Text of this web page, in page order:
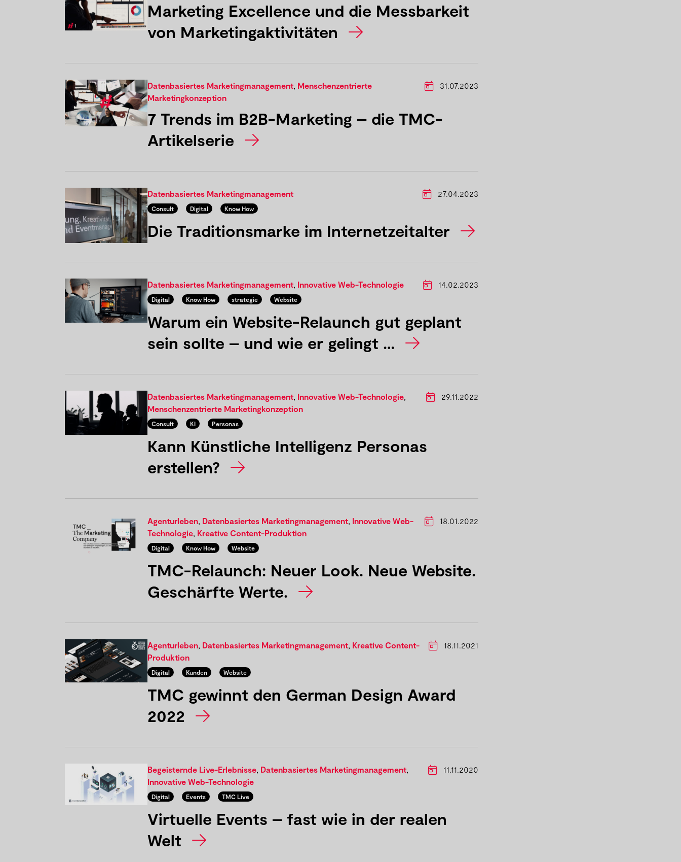
Marketing Excellence und die Messbarkeit
von Marketingaktivitäten
Datenbasiertes Marketingmanagement, Menschenzentrierte
Marketingkonzeption
31.07.2023
7 Trends im B2B-Marketing – die TMC-
Artikelserie
Datenbasiertes Marketingmanagement
Consult Digital Know How
27.04.2023
Die Traditionsmarke im Internetzeitalter
Datenbasiertes Marketingmanagement, Innovative Web-Technologie
Digital Know How strategie Website
14.02.2023
Warum ein Website-Relaunch gut geplant
sein sollte – und wie er gelingt …
Datenbasiertes Marketingmanagement, Innovative Web-Technologie,
Menschenzentrierte Marketingkonzeption
Consult KI Personas
29.11.2022
Kann Künstliche Intelligenz Personas
erstellen?
Agenturleben, Datenbasiertes Marketingmanagement, Innovative Web-
Technologie, Kreative Content-Produktion
Digital Know How Website
18.01.2022
TMC-Relaunch: Neuer Look. Neue Website.
Geschärfte Werte.
Agenturleben, Datenbasiertes Marketingmanagement, Kreative Content-
Produktion
Digital Kunden Website
18.11.2021
TMC gewinnt den German Design Award
2022
Begeisternde Live-Erlebnisse, Datenbasiertes Marketingmanagement,
Innovative Web-Technologie
Digital Events TMC Live
11.11.2020
Virtuelle Events – fast wie in der realen
Welt